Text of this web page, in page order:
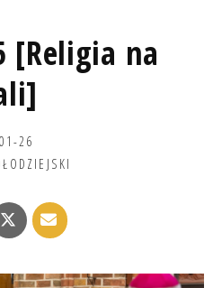
[Religia na
26